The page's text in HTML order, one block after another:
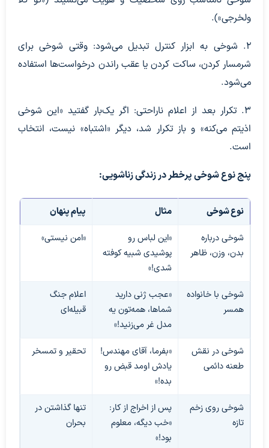
ولخرجی»).
۲. شوخی به ابزار کنترل تبدیل می‌شود: وقتی شوخی برای
شرمسار کردن، ساکت کردن یا عقب راندن درخواست‌ها استفاده
می‌شود.
۳. تکرار بعد از اعلام ناراحتی: اگر یک‌بار گفتید «این شوخی
اذیتم می‌کنه» و باز تکرار شد، دیگر «اشتباه» نیست، انتخاب
است.
پنج نوع شوخی پرخطر در زندگی زناشویی:
نوع شوخی مثال پیام پنهان
شوخی درباره
بدن، وزن، ظاهر
«این لباس رو
پوشیدی شبیه کوفته
شدی!»
«امن نیستی»
شوخی با خانواده
همسر
«عجب ژنی دارید
شماها، همه‌تون یه
مدل غر می‌زنید!»
اعلام جنگ
قبیله‌ای
شوخی در نقش
طعنه دائمی
«بفرما، آقای مهندس!
یادش اومد قبض رو
بده!»
تحقیر و تمسخر
شوخی روی زخم
تازه
پس از اخراج از کار:
«خب دیگه، معلوم
بود!»
تنها گذاشتن در
بحران